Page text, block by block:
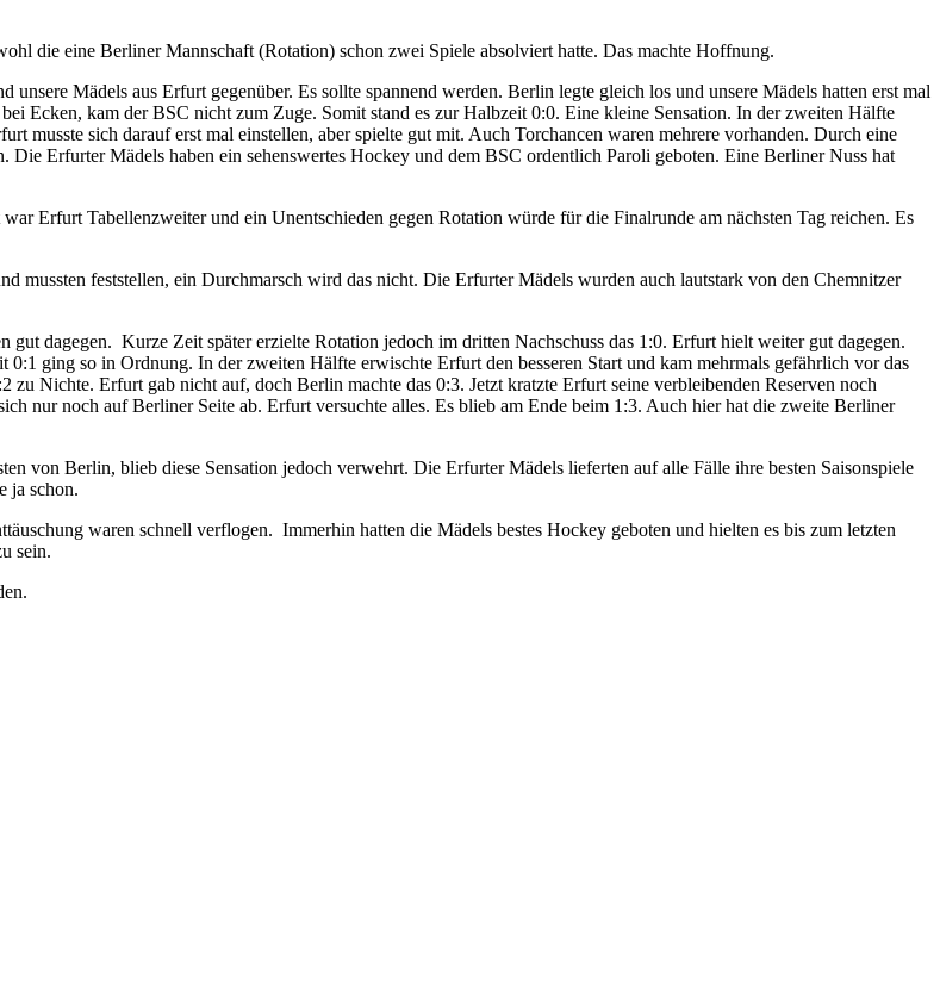
die eine Berliner Mannschaft (Rotation) schon zwei Spiele absolviert hatte. Das machte Hoffnung.
Mädels aus Erfurt gegenüber. Es sollte spannend werden. Berlin legte gleich los und unsere Mädels hatten erst mal
Ecken, kam der BSC nicht zum Zuge. Somit stand es zur Halbzeit 0:0. Eine kleine Sensation. In der zweiten Hälfte
musste sich darauf erst mal einstellen, aber spielte gut mit. Auch Torchancen waren mehrere vorhanden. Durch eine
Erfurter Mädels haben ein sehenswertes Hockey und dem BSC ordentlich Paroli geboten. Eine Berliner Nuss hat
Erfurt Tabellenzweiter und ein Unentschieden gegen Rotation würde für die Finalrunde am nächsten Tag reichen. Es
mussten feststellen, ein Durchmarsch wird das nicht. Die Erfurter Mädels wurden auch lautstark von den Chemnitzer
dagegen. Kurze Zeit später erzielte Rotation jedoch im dritten Nachschuss das 1:0. Erfurt hielt weiter gut dagegen.
ging so in Ordnung. In der zweiten Hälfte erwischte Erfurt den besseren Start und kam mehrmals gefährlich vor das
Nichte. Erfurt gab nicht auf, doch Berlin machte das 0:3. Jetzt kratzte Erfurt seine verbleibenden Reserven noch
nur noch auf Berliner Seite ab. Erfurt versuchte alles. Es blieb am Ende beim 1:3. Auch hier hat die zweite Berliner
von Berlin, blieb diese Sensation jedoch verwehrt. Die Erfurter Mädels lieferten auf alle Fälle ihre besten Saisonspiele
ja schon.
waren schnell verflogen. Immerhin hatten die Mädels bestes Hockey geboten und hielten es bis zum letzten
sein.